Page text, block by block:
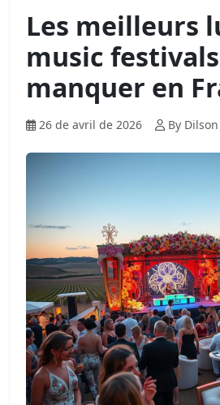
Les meilleurs
music
manquer en
26 de avril de 2026 By